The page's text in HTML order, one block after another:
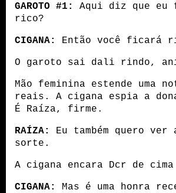
GAROTO #1:
Aqui diz que
rico?
CIGANA: Então você ficará
O garoto sai dali rindo,
Mão feminina estende uma
reais. A cigana espia a
É Raíza, firme.
RAÍZA:
Eu também quero ver
sorte.
A cigana encara Dcr de
CIGANA:
Mas é uma honra